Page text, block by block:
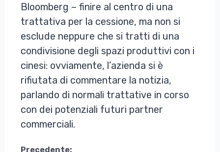
Bloomberg – finire al centro di una
trattativa per la cessione, ma non si
esclude neppure che si tratti di una
condivisione degli spazi produttivi con i
cinesi: ovviamente, l’azienda si è
rifiutata di commentare la notizia,
parlando di normali trattative in corso
con dei potenziali futuri partner
commerciali.
Precedente: